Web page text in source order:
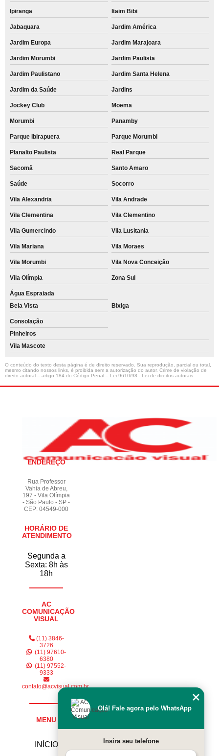
Ipiranga Itaim Bibi
Jabaquara Jardim América
Jardim Europa Jardim Marajoara
Jardim Morumbi Jardim Paulista
Jardim Paulistano Jardim Santa Helena
Jardim da Saúde Jardins
Jockey Club Moema
Morumbi Panamby
Parque Ibirapuera Parque Morumbi
Planalto Paulista Real Parque
Sacomã Santo Amaro
Saúde Socorro
Vila Alexandria Vila Andrade
Vila Clementina Vila Clementino
Vila Gumercindo Vila Lusitania
Vila Mariana Vila Moraes
Vila Morumbi Vila Nova Conceição
Vila Olímpia Zona Sul
Água Espraiada
Bela Vista
Bixiga
Consolação
Pinheiros
Vila Mascote
O conteúdo do texto desta página é de direito reservado. Sua reprodução, parcial ou total,
mesmo citando nossos links, é proibida sem a autorização do autor. Crime de violação de
direito autoral – artigo 184 do Código Penal – Lei 9610/98 - Lei de direitos autorais
ENDEREÇO
Rua Professor
Vahia de Abreu,
197 - Vila Olímpia
- São Paulo - SP -
CEP: 04549-000
HORÁRIO DE
ATENDIMENTO
Segunda a
Sexta: 8h às
18h
AC
COMUNICAÇÃO
VISUAL
(11) 3846-
3726
(11) 97610-
6380
(11) 97552-
9333
contato@acvisual.com.br
MENU
INÍCIO
Olá! Fale agora pelo WhatsApp
Insira seu telefone